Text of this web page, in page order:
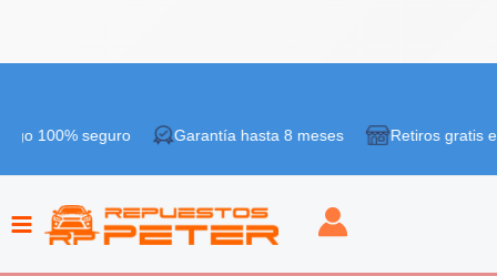
contenido
seguro Garantía hasta 8 meses Retiros gratis en tiendas